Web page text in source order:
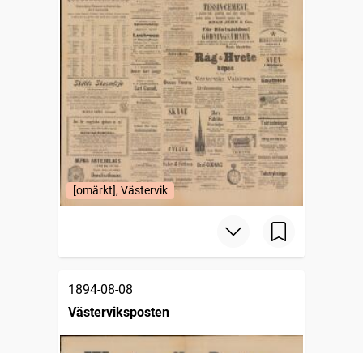
[omärkt], Västervik
1894-08-08
Västerviksposten